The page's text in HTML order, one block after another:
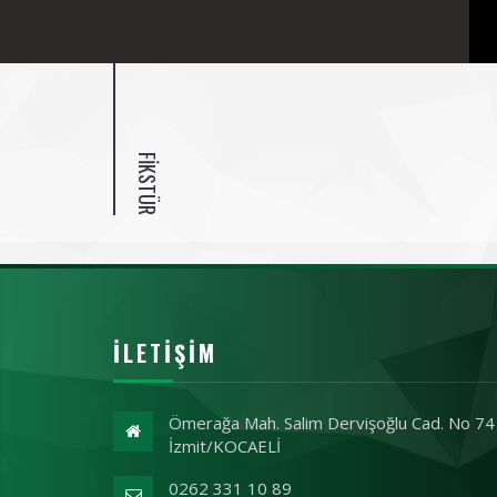
FIKSTÜR
İLETIŞIM
Ömerağa Mah. Salim Dervişoğlu Cad. No 74
İzmit/KOCAELİ
0262 331 10 89